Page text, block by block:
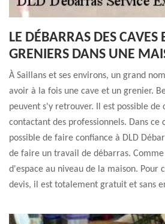
LE DÉBARRAS DES CAVES
GRENIERS DANS UNE
À Saillans et ses environs, un grand
avoir à la fois une cave et un grenier.
peuvent s'y retrouver. Il est possible de
contactant des professionnels. Dans ce
possible de faire confiance à DLD
de faire un travail de débarras.
d'espace au niveau de la maison. Pour
devis, il est totalement gratuit et sans